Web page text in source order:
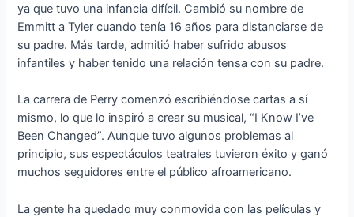
ya que tuvo una infancia difícil. Cambió su nombre de
Emmitt a Tyler cuando tenía 16 años para distanciarse de
su padre. Más tarde, admitió haber sufrido abusos
infantiles y haber tenido una relación tensa con su padre.
La carrera de Perry comenzó escribiéndose cartas a sí
mismo, lo que lo inspiró a crear su musical, “I Know I’ve
Been Changed”. Aunque tuvo algunos problemas al
principio, sus espectáculos teatrales tuvieron éxito y ganó
muchos seguidores entre el público afroamericano.
La gente ha quedado muy conmovida con las películas y